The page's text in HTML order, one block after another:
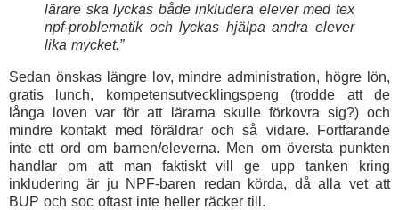
lärare ska lyckas både inkludera elever med tex
npf-problematik ochlyckas hjälpa andra elever
lika mycket.”
Sedan önskas längre lov, mindre administration, högre lön,
gratis lunch, kompetensutvecklingspeng (trodde att de
långa loven var för att lärarna skulle förkovra sig?) och
mindre kontakt med föräldrar och så vidare. Fortfarande
inte ett ord om barnen/eleverna. Men om översta punkten
handlar om att man faktiskt vill ge upp tanken kring
inkludering är ju NPF-baren redan körda, då alla vet att
BUP och soc oftast inte heller räcker till.